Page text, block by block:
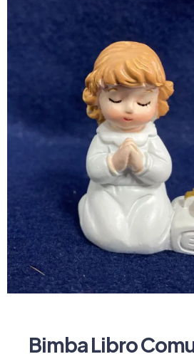
Bimba Libro